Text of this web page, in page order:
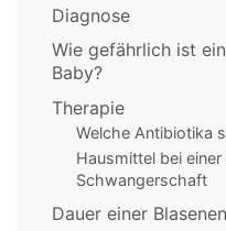
Diagnose
Wie gefährlich ist
Baby?
Therapie
Welche Antibiotika
Hausmittel bei
Schwangerschaft
Dauer einer